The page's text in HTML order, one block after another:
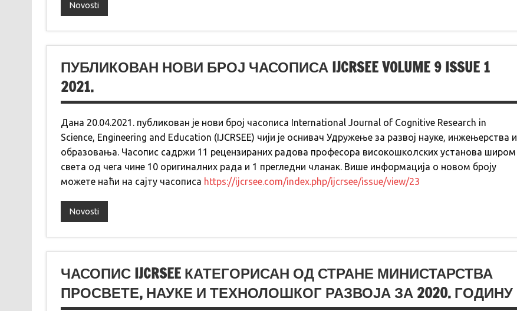
Novosti
ПУБЛИКОВАН НОВИ БРОЈ ЧАСОПИСА IJCRSEE VOLUME 9 ISSUE 1
2021.
Дана 20.04.2021. публикован је нови број часописа International Journal of Cognitive Research in
Science, Engineering and Education (IJCRSEE) чији је оснивач Удружење за развој науке, инжењерства и
образовања. Часопис садржи 11 рецензираних радова професора високошколских установа широм
света од чега чине 10 оригиналних рада и 1 прегледни чланак. Више информација о новом броју
можете наћи на сајту часописа https://ijcrsee.com/index.php/ijcrsee/issue/view/23
Novosti
ЧАСОПИС IJCRSEE КАТЕГОРИСАН ОД СТРАНЕ МИНИСТАРСТВА
ПРОСВЕТЕ, НАУКЕ И ТЕХНОЛОШКОГ РАЗВОЈА ЗА 2020. ГОДИНУ